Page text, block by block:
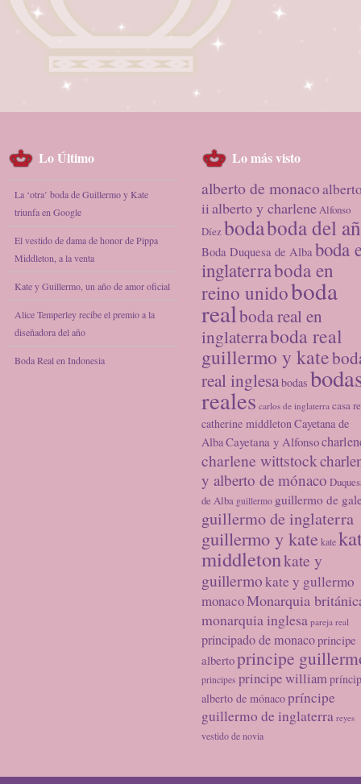
Lo Último
La ‘otra’ boda de Guillermo y Kate
triunfa en Google
El vestido de dama de honor de Pippa
Middleton, a la venta
Kate y Guillermo, un año de amor oficial
Alice Temperley recibe el premio a la
diseñadora del año
Boda Real en Indonesia
Lo más visto
alberto de monaco
iialberto y charleneAlfonso
Díezbodaboda del
Boda Duquesa de Alba boda
inglaterraboda en
reino unidoboda
realboda real en
inglaterraboda real
guillermo y kate
real inglesabodas
reales carlos de inglaterra casa
catherine middletonCayetana de
AlbaCayetana y Alfonso
charlene wittstock
y alberto de mónaco
de Alba guillermo guillermo de
guillermo de inglaterra
guillermo y katekate
middletonkate y
guillermokate y gullermo
monacoMonarquia
monarquia inglesa pareja real
principado de monacoprincipe
albertoprincipe
principes principe william
alberto de mónacopríncipe
guillermo de inglaterra reyes
vestido de novia